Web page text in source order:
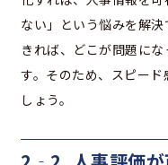
ない」という悩みを解
きれば、どこが問題に
す。そのため、スピー
しょう。